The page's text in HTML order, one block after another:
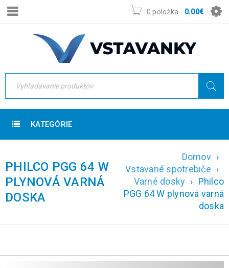
0 položka - 0.00€
KATEGÓRIE
PHILCO PGG 64 W
PLYNOVÁ VARNÁ
DOSKA
Domov ›
Vstavané spotrebiče ›
Varné dosky › Philco
PGG 64 W plynová varná
doska